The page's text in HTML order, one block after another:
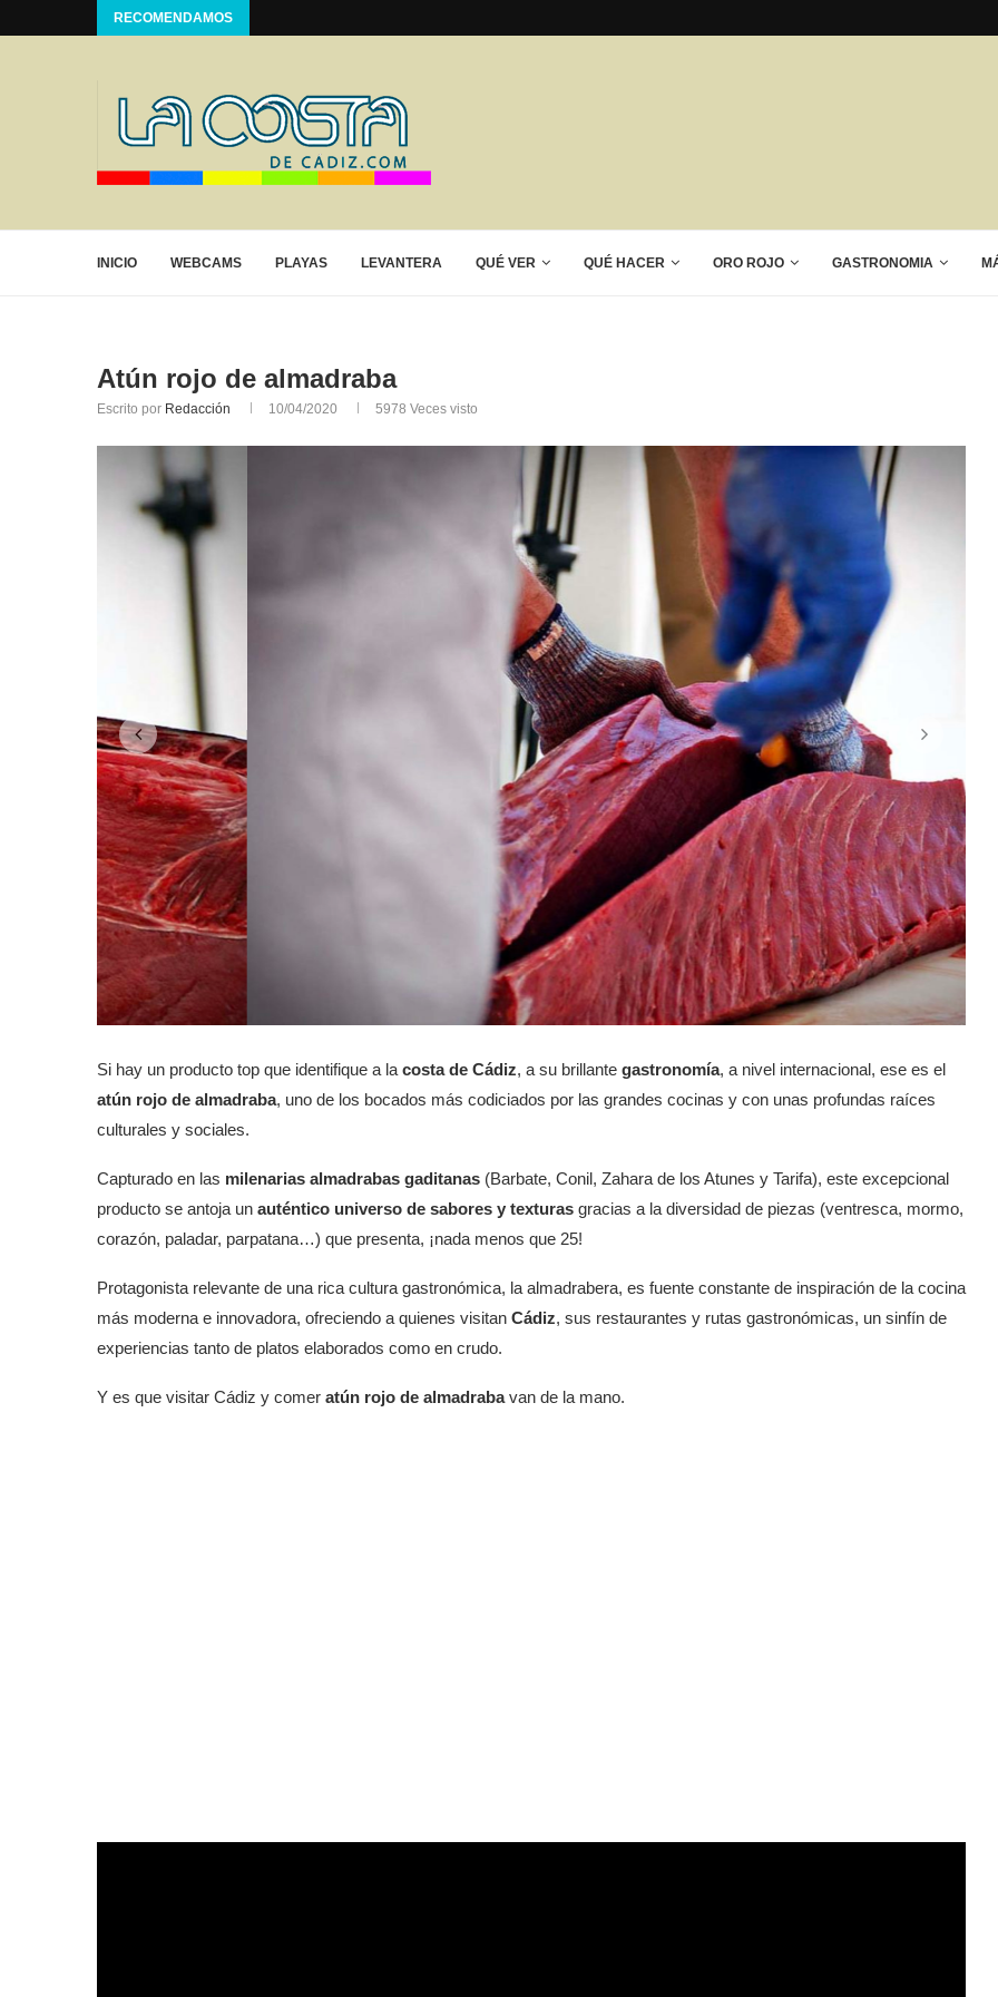
RECOMENDAMOS
INICIO WEBCAMS PLAYAS LEVANTERA QUÉ VER QUÉ HACER ORO ROJO GASTRONOMIA
Atún rojo de almadraba
Escrito por Redacción 10/04/2020 5978 Veces visto
Si hay un producto top que identifique a la costa de Cádiz, a su brillante gastronomía, a nivel internacional, ese es el
atún rojo de almadraba, uno de los bocados más codiciados por las grandes cocinas y con unas profundas raíces
culturales y sociales.
Capturado en las milenarias almadrabas gaditanas (Barbate, Conil, Zahara de los Atunes y Tarifa), este excepcional
producto se antoja un auténtico universo de sabores y texturas gracias a la diversidad de piezas (ventresca, mormo,
corazón, paladar, parpatana…) que presenta, ¡nada menos que 25!
Protagonista relevante de una rica cultura gastronómica, la almadrabera, es fuente constante de inspiración de la cocina
más moderna e innovadora, ofreciendo a quienes visitan Cádiz, sus restaurantes y rutas gastronómicas, un sinfín de
experiencias tanto de platos elaborados como en crudo.
Y es que visitar Cádiz y comer atún rojo de almadrabavan de la mano.